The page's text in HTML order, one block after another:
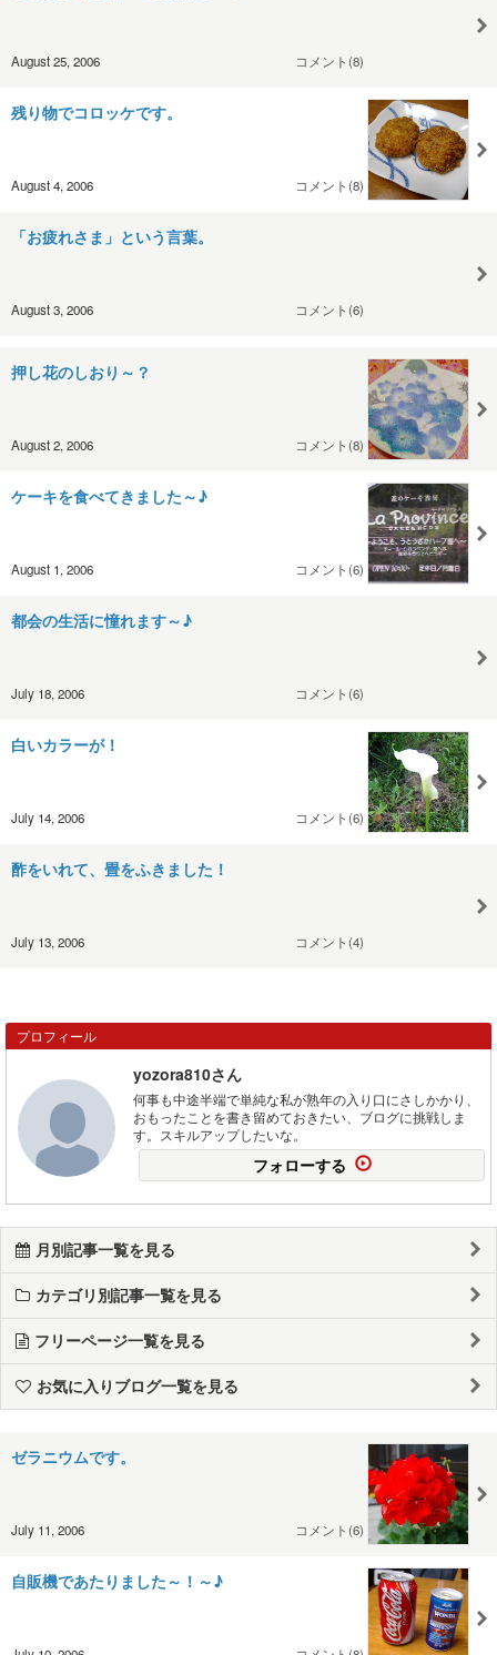
August 25, 2006 コメント(8)
残り物でコロッケです。
August 4, 2006 コメント(8)
「お疲れさま」という言葉。
August 3, 2006 コメント(6)
押し花のしおり～？
August 2, 2006 コメント(8)
ケーキを食べてきました～♪
August 1, 2006 コメント(6)
都会の生活に憧れます～♪
July 18, 2006 コメント(6)
白いカラーが！
July 14, 2006 コメント(6)
酢をいれて、畳をふきました！
July 13, 2006 コメント(4)
プロフィール
yozora810さん
何事も中途半端で単純な私が熟年の入り口にさしかかり、
おもったことを書き留めておきたい、ブログに挑戦しま
す。スキルアップしたいな。
フォローする
月別記事一覧を見る
カテゴリ別記事一覧を見る
フリーページ一覧を見る
お気に入りブログ一覧を見る
ゼラニウムです。
July 11, 2006 コメント(6)
自販機であたりました～！～♪